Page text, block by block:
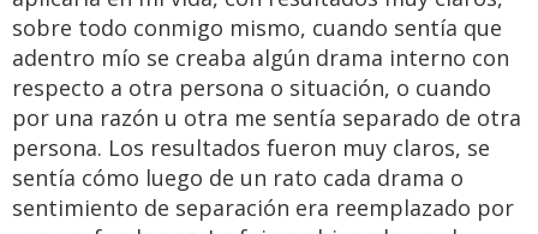
sobre todo conmigo mismo, cuando sentía que
adentro mío se creaba algún drama interno con
respecto a otra persona o situación, o cuando
por una razón u otra me sentía separado de otra
persona. Los resultados fueron muy claros, se
sentía cómo luego de un rato cada drama o
sentimiento de separación era reemplazado por